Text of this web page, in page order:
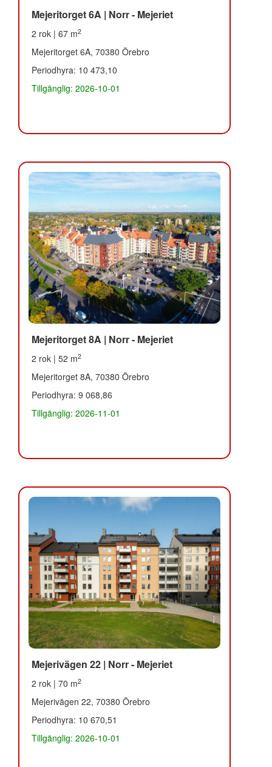
Mejeritorget 6A | Norr - Mejeriet
2 rok | 67 m2
Mejeritorget 6A, 70380 Örebro
Periodhyra: 10 473,10
Tillgänglig: 2026-10-01
Mejeritorget 8A | Norr - Mejeriet
2 rok | 52 m2
Mejeritorget 8A, 70380 Örebro
Periodhyra: 9 068,86
Tillgänglig: 2026-11-01
Mejerivägen 22 | Norr - Mejeriet
2 rok | 70 m2
Mejerivägen 22, 70380 Örebro
Periodhyra: 10 670,51
Tillgänglig: 2026-10-01